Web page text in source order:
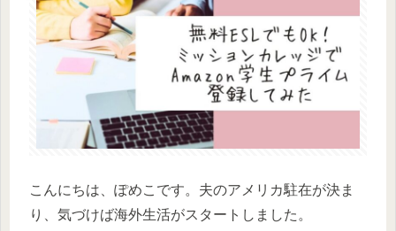
こんにちは、ぽめこです。夫のアメリカ駐在が決ま
り、気づけば海外生活がスタートしました。